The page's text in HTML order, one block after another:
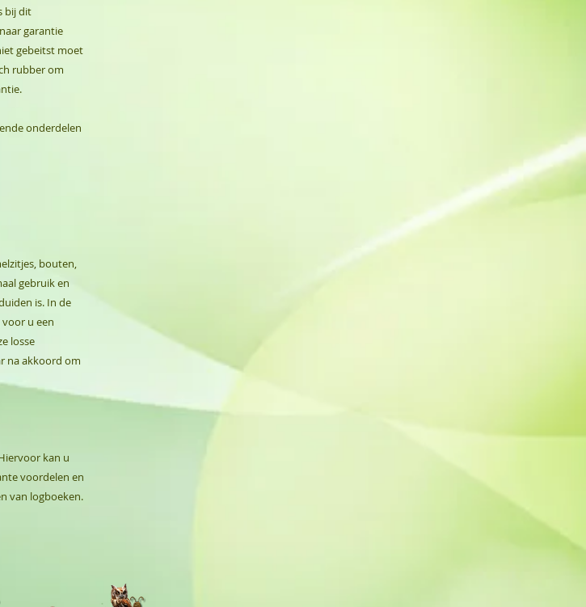
bij dit
garantie
gebeitst moet
rubber om
onderdelen
bouten,
gebruik en
is. In de
u een
losse
na akkoord om
kan u
voordelen en
van logboeken.